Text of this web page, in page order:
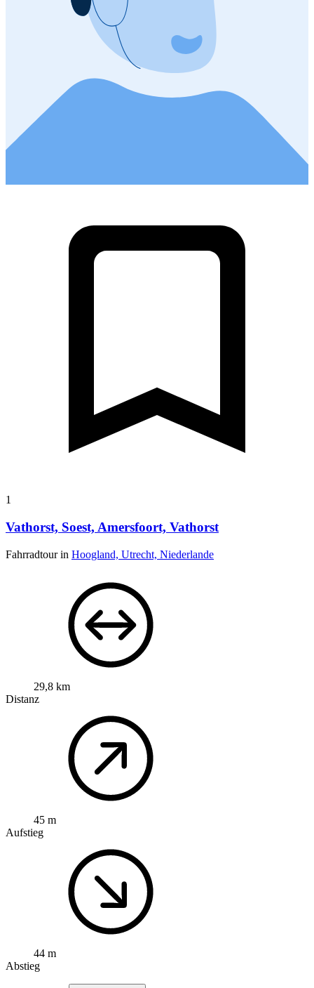
1
Vathorst, Soest, Amersfoort, Vathorst
Fahrradtour in Hoogland, Utrecht, Niederlande
29,8 km
Distanz
45 m
Aufstieg
44 m
Abstieg